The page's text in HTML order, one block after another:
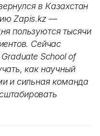
в Казахстан
Zapis.kz —
пользуются тысячи
Сейчас
School of
как научный
и сильная команда